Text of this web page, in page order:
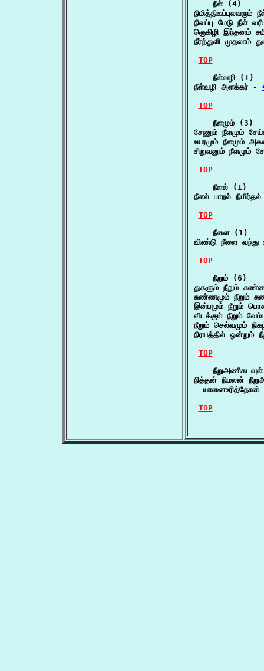
    நீள் (4)
நிவப்பு மேடு நீள்
ஞெகிழி இந்தனம்
நீர்த்துளி முதலாம்
TOP
    நீள்வழி (1)
நீள்வழி அளக்கர் -
TOP
    நீளமும் (3)
சேணும் நீளமும்
உயரமும் நீளமும்
சிறுவனும் நீளமும்
TOP
    நீளல் (1)
நீளல் பாறல்
TOP
    நீளை (1)
விண்டு நீளை
TOP
    நீறும் (6)
துகளும் நீறும்
சுண்ணமும் நீறும்
இன்பமும் நீறும்
விடக்கும் நீறும்
நீறும் செல்வமும்
நிரயத்தில் ஒன்றும்
TOP
நித்தன் நிமலன்
TOP